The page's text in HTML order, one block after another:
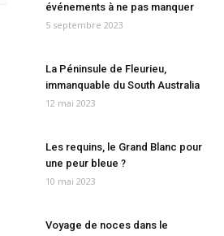
événements à ne pas manquer
5 septembre 2023
La Péninsule de Fleurieu,
immanquable du South Australia
12 mai 2023
Les requins, le Grand Blanc pour
une peur bleue ?
10 mai 2023
Voyage de noces dans le